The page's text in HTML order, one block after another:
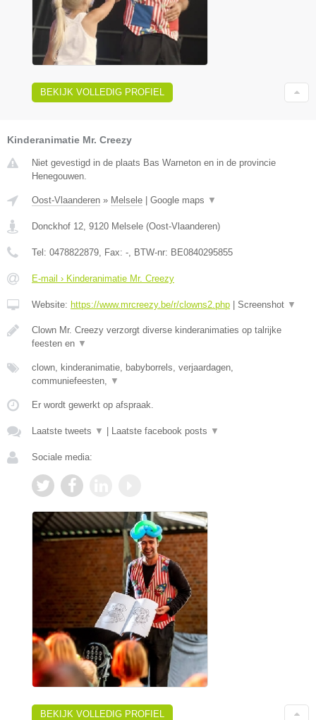
BEKIJK VOLLEDIG PROFIEL
Kinderanimatie Mr. Creezy
Niet gevestigd in de plaats Bas Warneton en in de provincie
Henegouwen.
Oost-Vlaanderen » Melsele Google maps ▼
Donckhof 12, 9120 Melsele (Oost-Vlaanderen)
Tel: 0478822879, Fax: -, BTW-nr: BE0840295855
E-mail › Kinderanimatie Mr. Creezy
Website: https://www.mrcreezy.be/r/clowns2.php Screenshot ▼
Clown Mr. Creezy verzorgt diverse kinderanimaties op talrijke
feesten en ▼
clown, kinderanimatie, babyborrels, verjaardagen,
communiefeesten, ▼
Er wordt gewerkt op afspraak.
Laatste tweets ▼ Laatste facebook posts ▼
Sociale media:
BEKIJK VOLLEDIG PROFIEL